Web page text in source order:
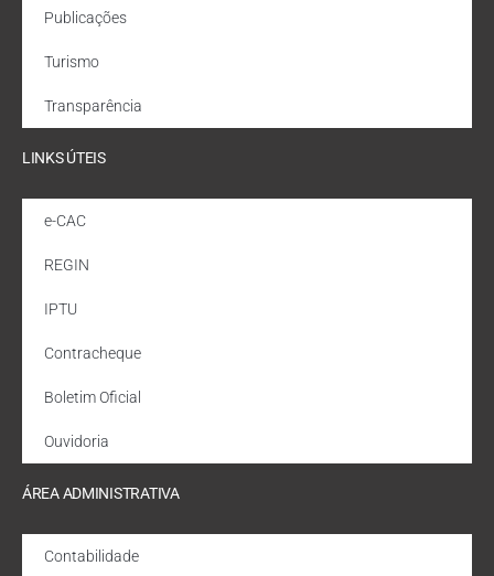
Publicações
Turismo
Transparência
LINKS ÚTEIS
e-CAC
REGIN
IPTU
Contracheque
Boletim Oficial
Ouvidoria
ÁREA ADMINISTRATIVA
Contabilidade